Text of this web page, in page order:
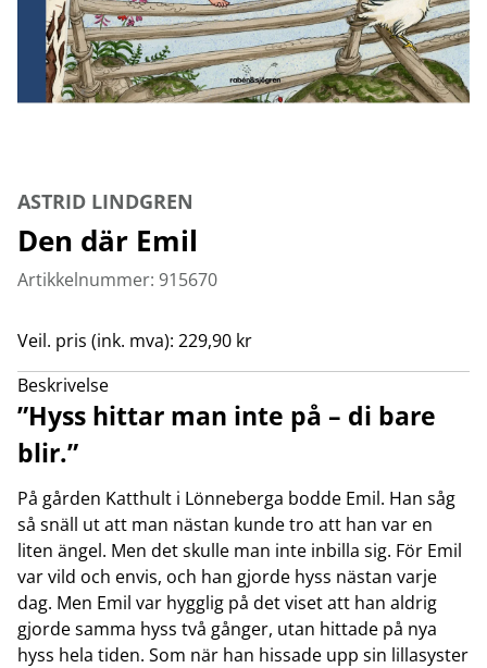
ASTRID LINDGREN
Den där Emil
Artikkelnummer: 915670
Veil. pris (ink. mva): 229,90 kr
Beskrivelse
”Hyss hittar man inte på – di bare
blir.”
På gården Katthult i Lönneberga bodde Emil. Han såg
så snäll ut att man nästan kunde tro att han var en
liten ängel. Men det skulle man inte inbilla sig. För Emil
var vild och envis, och han gjorde hyss nästan varje
dag. Men Emil var hygglig på det viset att han aldrig
gjorde samma hyss två gånger, utan hittade på nya
hyss hela tiden. Som när han hissade upp sin lillasyster